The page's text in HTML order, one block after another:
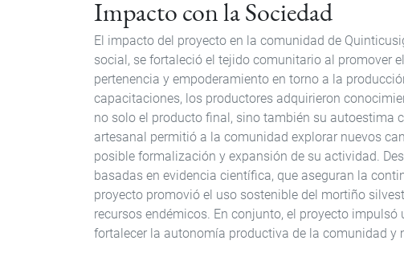
Impacto con la Sociedad
El impacto del proyecto en la comunidad de
social, se fortaleció el tejido comunitario al promover
pertenencia y empoderamiento en torno a la
capacitaciones, los productores adquirieron
no solo el producto final, sino también su autoestima
artesanal permitió a la comunidad explorar nuevos
posible formalización y expansión de su actividad.
basadas en evidencia científica, que aseguran la
proyecto promovió el uso sostenible del mortiño
recursos endémicos. En conjunto, el proyecto
fortalecer la autonomía productiva de la comunidad y